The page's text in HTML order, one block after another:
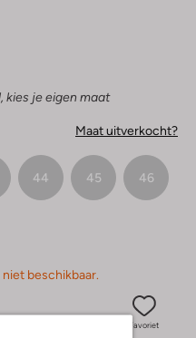
kies je eigen maat
Maat uitverkocht?
44 45 46
beschikbaar.
Favoriet